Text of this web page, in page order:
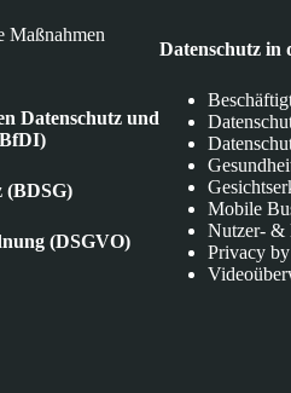
Maßnahmen
Datenschutz und
(BDSG)
(DSGVO)
Datenschutz in
Mobile
Nutzer- &
Privacy